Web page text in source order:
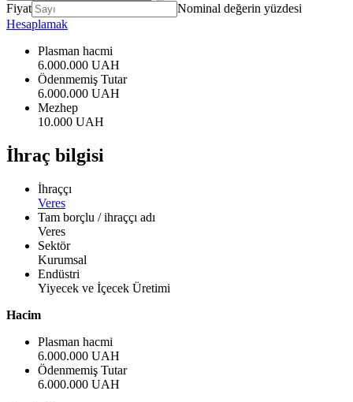
Fiyat
Nominal değerin yüzdesi
Hesaplamak
Plasman hacmi
6.000.000 UAH
Ödenmemiş Tutar
6.000.000 UAH
Mezhep
10.000 UAH
İhraç bilgisi
İhraççı
Veres
Tam borçlu / ihraççı adı
Veres
Sektör
Kurumsal
Endüstri
Yiyecek ve İçecek Üretimi
Hacim
Plasman hacmi
6.000.000 UAH
Ödenmemiş Tutar
6.000.000 UAH